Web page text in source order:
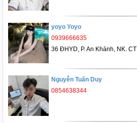
yoyo Yoyo
0939666635
36 ĐHYD, P. An Khánh, NK. CT
Nguyễn Tuấn Duy
0854638344